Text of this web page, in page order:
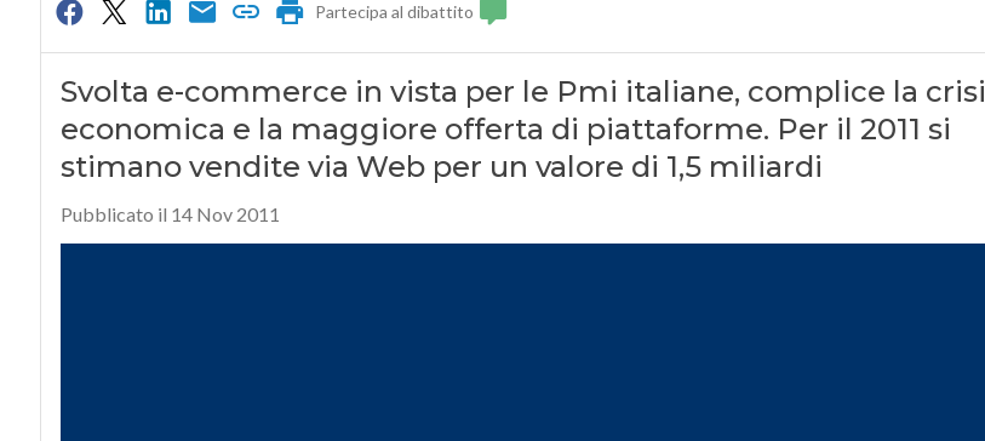
Partecipa al dibattito
Svolta e-commerce in vista per le Pmi italiane, complice la crisi
economica e la maggiore offerta di piattaforme. Per il 2011 si
stimano vendite via Web per un valore di 1,5 miliardi
Pubblicato il 14 Nov 2011